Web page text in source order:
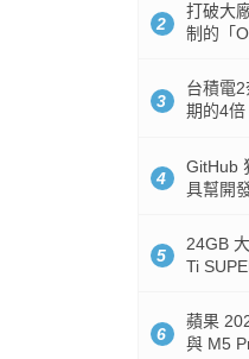
2
打破大
制的「
3
台積電
期的4
4
GitHub
具幫開
5
24GB
Ti
6
蘋果
與 M5